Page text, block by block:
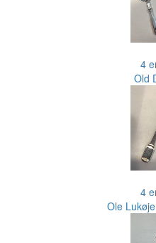
4
Old
4
Ole